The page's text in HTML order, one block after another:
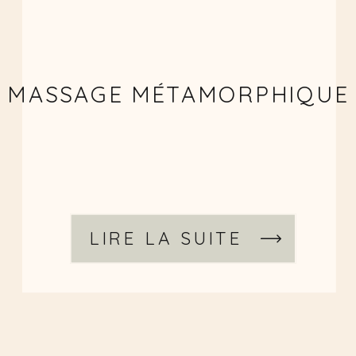
LIRE LA SUITE
MASSAGE MÉTAMORPHIQUE